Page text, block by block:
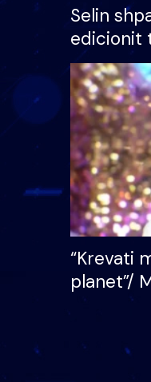
Selin
edicionit
Brother
çmimin
mijë
“Krevati
planet”/
bukura